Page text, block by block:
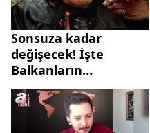
Sonsuza kadar
değişecek! İşte
Balkanların
Nostradamus'u Baba
Vanga'nın 2024
kehanetleri...